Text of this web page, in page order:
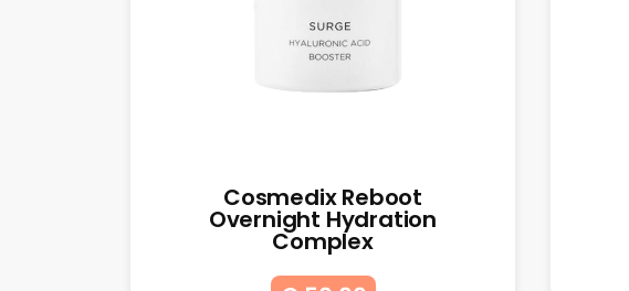
Cosmedix Reboot
Overnight Hydration
Complex